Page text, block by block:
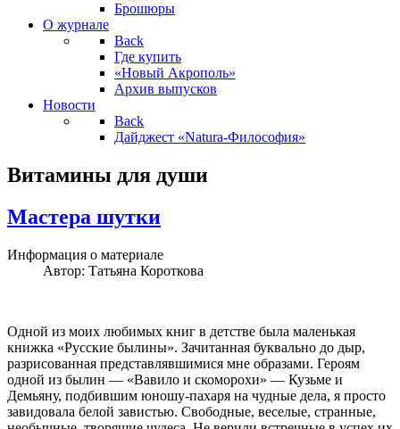
Брошюры
О журнале
Back
Где купить
«Новый Акрополь»
Архив выпусков
Новости
Back
Дайджест «Natura-Философия»
Витамины для души
Мастера шутки
Информация о материале
Автор: Татьяна Короткова
Одной из моих любимых книг в детстве была маленькая
книжка «Русские былины». Зачитанная буквально до дыр,
разрисованная представлявшимися мне образами. Героям
одной из былин — «Вавило и скоморохи» — Кузьме и
Демьяну, подбившим юношу-пахаря на чудные дела, я просто
завидовала белой завистью. Свободные, веселые, странные,